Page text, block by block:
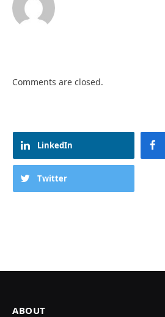
Comments are closed.
LinkedIn
Twitter
ABOUT